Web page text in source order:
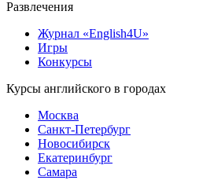
Развлечения
Журнал «English4U»
Игры
Конкурсы
Курсы английского в городах
Москва
Санкт-Петербург
Новосибирск
Екатеринбург
Самара